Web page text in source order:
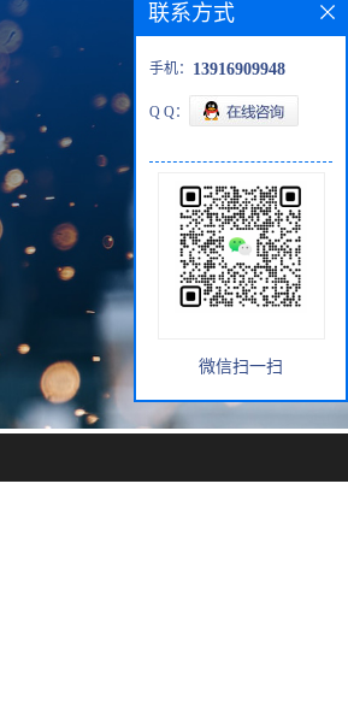
联系方式
手机： 13916909948
Q Q：
微信扫一扫